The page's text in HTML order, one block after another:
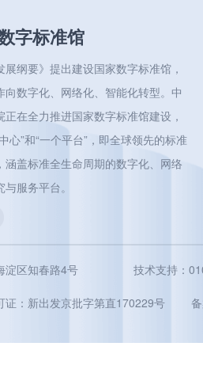
字标准馆
展纲要》提出建设国家数字标准馆，
向数字化、网络化、智能化转型。中
正在全力推进国家数字标准馆建设，
心”和“一个平台”，即全球领先的标准
涵盖标准全生命周期的数字化、网络
服务平台。
淀区知春路4号 技术支持：
证：新出发京批字第直170229号